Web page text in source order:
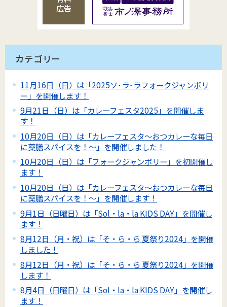
広告
カテゴリー
11月16日（日）は「2025ソ･ラ･ラフォークジャンボリ
ー」を開催します！
9月21日（日）は「カレーフェスタ2025」を開催しま
す！
10月20日（日）は「カレーフェスタ～おつカレーな毎日
に薬膳スパイスを！～」を開催しました！
10月20日（日）は「フォークジャンボリー」を初開催し
ます！
10月20日（日）は「カレーフェスタ～おつカレーな毎日
に薬膳スパイスを！～」を開催します！
9月1日（日曜日）は「Sol・la・la KIDS DAY」を開催し
ます！
8月12日（月・祝）は「そ・ら・ら 夏祭り2024」を開催
しました！
8月12日（月・祝）は「そ・ら・ら 夏祭り2024」を開催
します！
8月4日（日曜日）は「Sol・la・la KIDS DAY」を開催し
ます！